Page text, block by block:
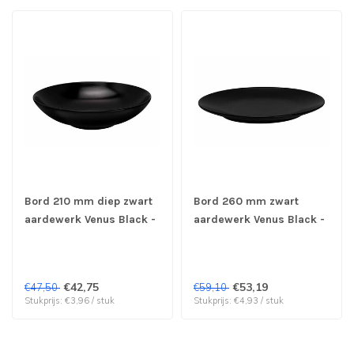
Bord 210 mm diep zwart
aardewerk Venus Black -
€47,50 €42,75
Stukprijs: €3,96 / stuk
Bord 260 mm zwart
aardewerk Venus Black -
€59,10 €53,19
Stukprijs: €4,93 / stuk